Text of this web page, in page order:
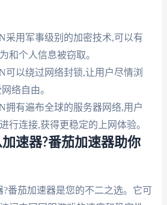
采用军事级别的加密技术,可以有
和个人信息被窃取。
可以绕过网络封锁,让用户尽情浏
络自由。
拥有遍布全球的服务器网络,用户
行连接,获得更稳定的上网体验。
速器?番茄加速器助你
?番茄加速器是您的不二之选。它可